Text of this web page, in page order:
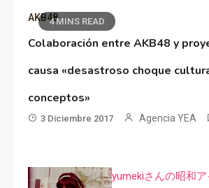
4 MINS READ
AKB48
Colaboración entre AKB48 y
causa «desastroso choque
conceptos»
3 Diciembre 2017 Agencia YEA
yumekiさんの昭和